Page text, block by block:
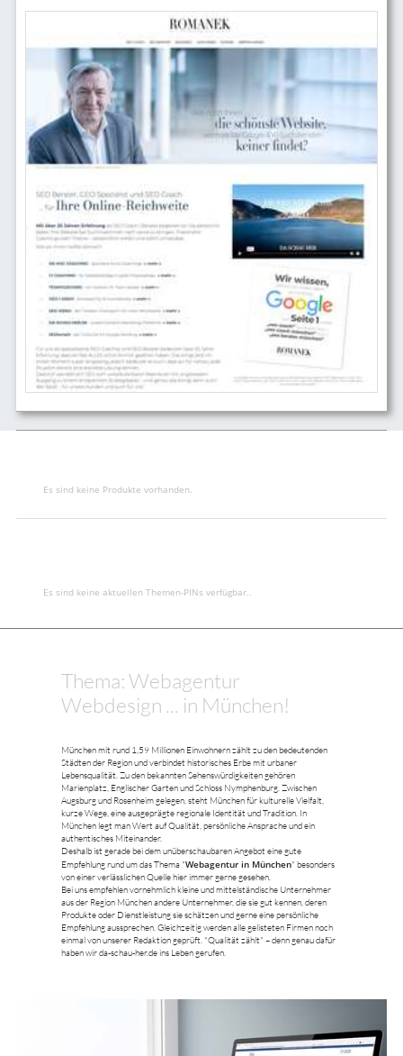
Es sind keine Produkte vorhanden.
Es sind keine aktuellen Themen-PINs verfügbar..
Thema: Webagentur
Webdesign ... in München!
München mit rund 1,59 Millionen Einwohnern zählt zu den bedeutenden
Städten der Region und verbindet historisches Erbe mit urbaner
Lebensqualität. Zu den bekannten Sehenswürdigkeiten gehören
Marienplatz, Englischer Garten und Schloss Nymphenburg. Zwischen
Augsburg und Rosenheim gelegen, steht München für kulturelle Vielfalt,
kurze Wege, eine ausgeprägte regionale Identität und Tradition. In
München legt man Wert auf Qualität, persönliche Ansprache und ein
authentisches Miteinander.
Deshalb ist gerade bei dem unüberschaubaren Angebot eine gute
Empfehlung rund um das Thema "Webagentur in München" besonders
von einer verlässlichen Quelle hier immer gerne gesehen.
Bei uns empfehlen vornehmlich kleine und mittelständische Unternehmer
aus der Region München andere Unternehmer, die sie gut kennen, deren
Produkte oder Dienstleistung sie schätzen und gerne eine persönliche
Empfehlung aussprechen. Gleichzeitig werden alle gelisteten Firmen noch
einmal von unserer Redaktion geprüft. "Qualität zählt" – denn genau dafür
haben wir da-schau-her.de ins Leben gerufen.